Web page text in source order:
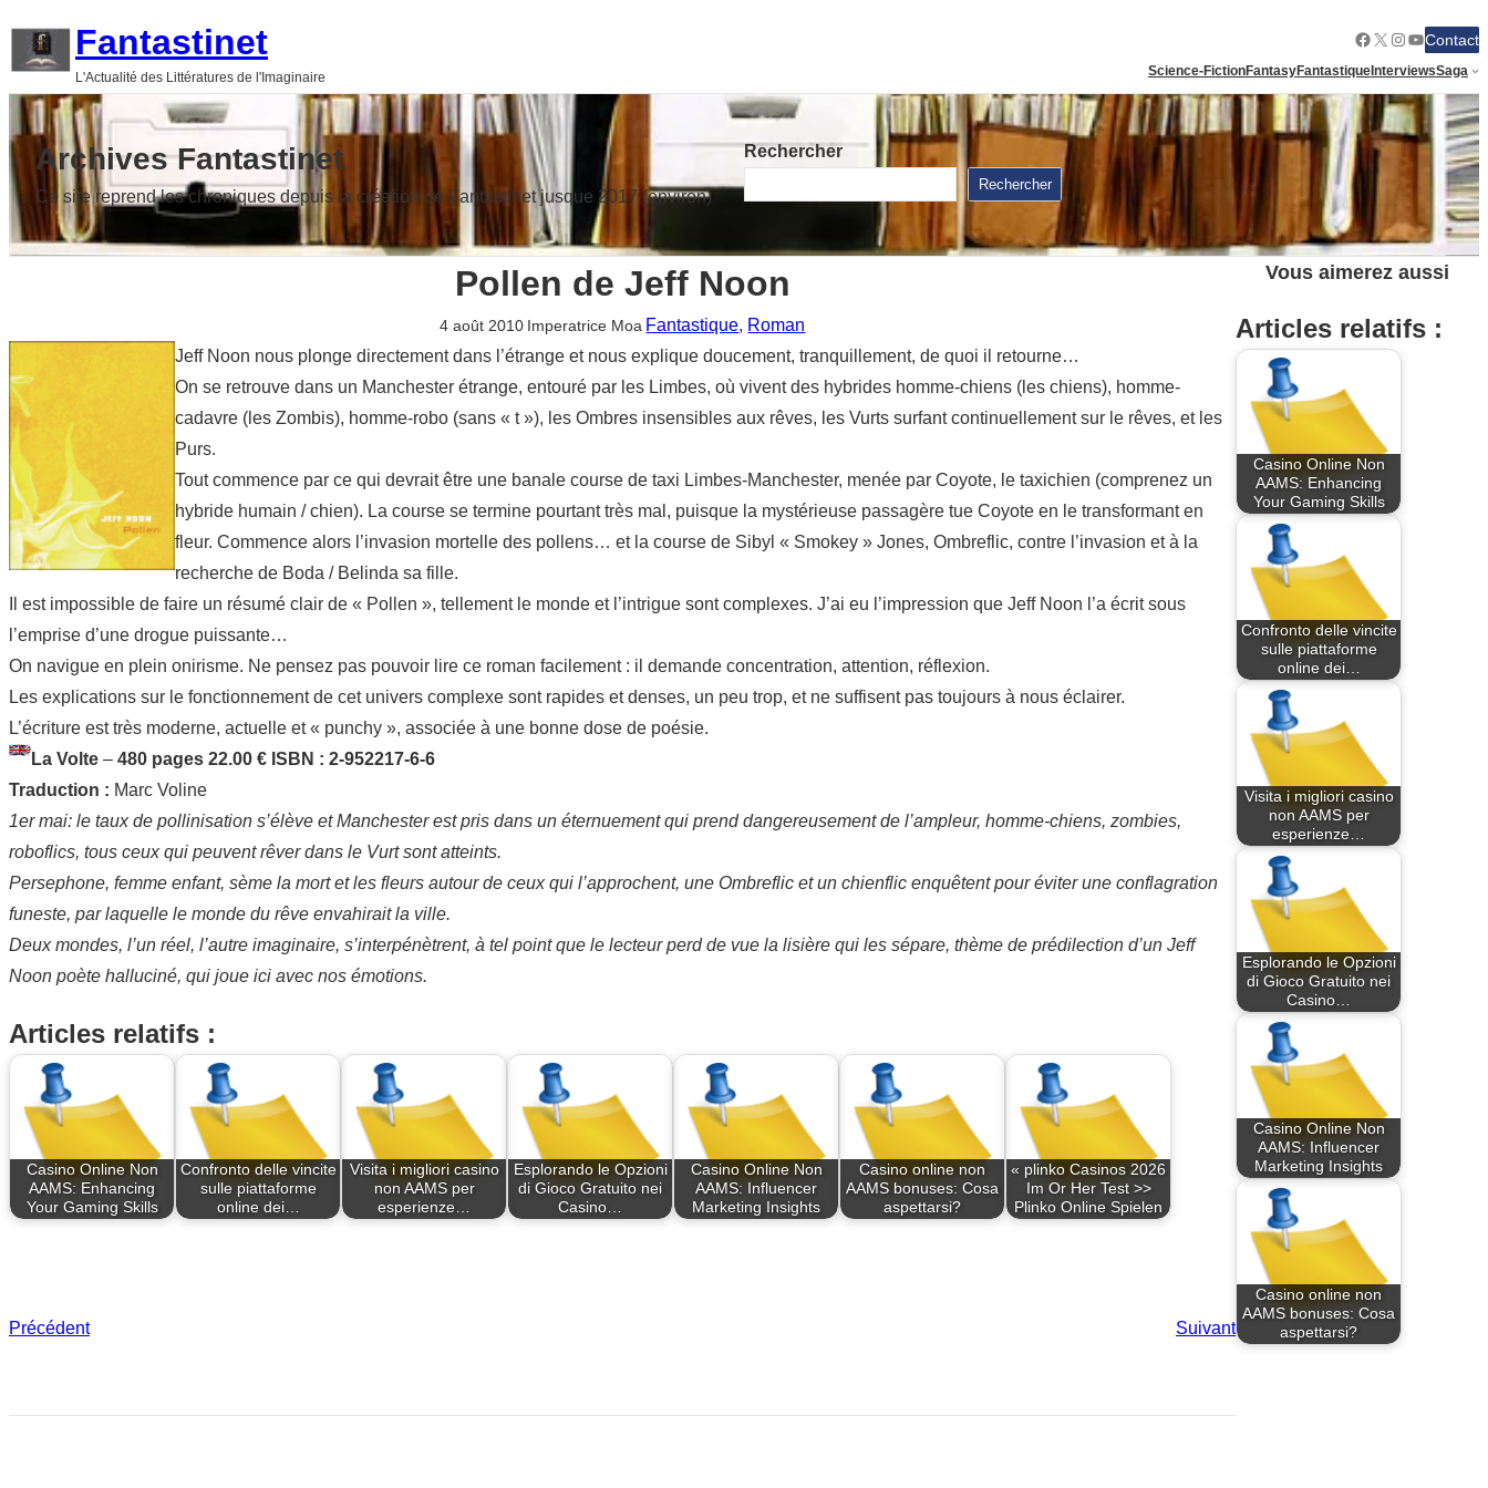
Fantastinet
L'Actualité des Littératures de l'Imaginaire
Facebook
X Instagram
YouTube
Contact
Science-FictionFantasyFantastiqueInterviewsSaga
Archives Fantastinet
Ce site reprend les chroniques depuis la création de Fantastinet jusque 2017 (environ)
Rechercher
Rechercher
Pollen de Jeff Noon
4 août 2010 Imperatrice Moa Fantastique, Roman
Jeff Noon nous plonge directement dans l’étrange et nous explique doucement, tranquillement, de quoi il retourne…
On se retrouve dans un Manchester étrange, entouré par les Limbes, où vivent des hybrides homme-chiens (les chiens), homme-
cadavre (les Zombis), homme-robo (sans « t »), les Ombres insensibles aux rêves, les Vurts surfant continuellement sur le rêves, et les
Purs.
Tout commence par ce qui devrait être une banale course de taxi Limbes-Manchester, menée par Coyote, le taxichien (comprenez un
hybride humain / chien). La course se termine pourtant très mal, puisque la mystérieuse passagère tue Coyote en le transformant en
fleur. Commence alors l’invasion mortelle des pollens… et la course de Sibyl « Smokey » Jones, Ombreflic, contre l’invasion et à la
recherche de Boda / Belinda sa fille.
Il est impossible de faire un résumé clair de « Pollen », tellement le monde et l’intrigue sont complexes. J’ai eu l’impression que Jeff Noon l’a écrit sous
l’emprise d’une drogue puissante…
On navigue en plein onirisme. Ne pensez pas pouvoir lire ce roman facilement : il demande concentration, attention, réflexion.
Les explications sur le fonctionnement de cet univers complexe sont rapides et denses, un peu trop, et ne suffisent pas toujours à nous éclairer.
L’écriture est très moderne, actuelle et « punchy », associée à une bonne dose de poésie.
La Volte – 480 pages 22.00 € ISBN : 2-952217-6-6
Traduction : Marc Voline
1er mai: le taux de pollinisation s’élève et Manchester est pris dans un éternuement qui prend dangereusement de l’ampleur, homme-chiens, zombies,
roboflics, tous ceux qui peuvent rêver dans le Vurt sont atteints.
Persephone, femme enfant, sème la mort et les fleurs autour de ceux qui l’approchent, une Ombreflic et un chienflic enquêtent pour éviter une conflagration
funeste, par laquelle le monde du rêve envahirait la ville.
Deux mondes, l’un réel, l’autre imaginaire, s’interpénètrent, à tel point que le lecteur perd de vue la lisière qui les sépare, thème de prédilection d’un Jeff
Noon poète halluciné, qui joue ici avec nos émotions.
Articles relatifs :
Casino Online Non
AAMS: Enhancing
Your Gaming Skills
Confronto delle vincite
sulle piattaforme
online dei…
Visita i migliori casino
non AAMS per
esperienze…
Esplorando le Opzioni
di Gioco Gratuito nei
Casino…
Casino Online Non
AAMS: Influencer
Marketing Insights
Casino online non
AAMS bonuses: Cosa
aspettarsi?
« plinko Casinos 2026
Im Or Her Test >>
Plinko Online Spielen
Précédent Suivant
Vous aimerez aussi
Articles relatifs :
Casino Online Non
AAMS: Enhancing
Your Gaming Skills
Confronto delle vincite
sulle piattaforme
online dei…
Visita i migliori casino
non AAMS per
esperienze…
Esplorando le Opzioni
di Gioco Gratuito nei
Casino…
Casino Online Non
AAMS: Influencer
Marketing Insights
Casino online non
AAMS bonuses: Cosa
aspettarsi?